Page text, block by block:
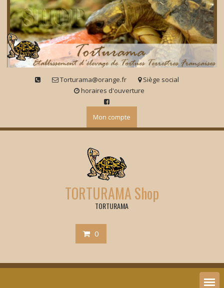
Skip
content
Torturama@orange.fr
Siège social
horaires d'ouverture
Mon compte
TORTURAMA Shop
TORTURAMA
0